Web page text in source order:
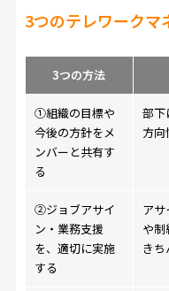
3つのテレワークマ
3つの方法
①組織の目標や
今後の方針をメ
ンバーと共有す
る
部下
方向
②ジョブアサイ
ン・業務支援
を、適切に実施
する
ア
や制
きち